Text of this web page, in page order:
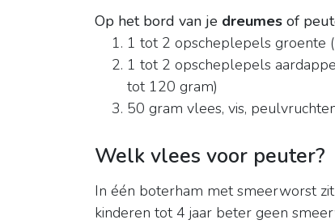
Op het bord van je dreumes of
1 tot 2 opscheplepels groente
1 tot 2 opscheplepels
tot 120 gram)
50 gram vlees, vis,
Welk vlees voor peuter?
In één boterham met smeerworst
kinderen tot 4 jaar beter geen